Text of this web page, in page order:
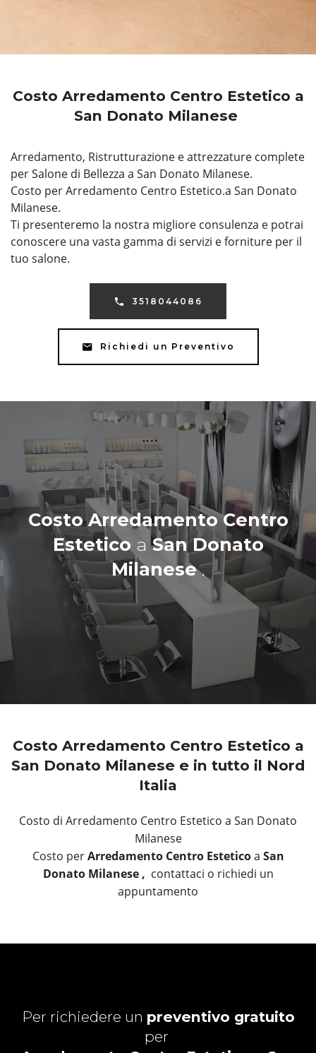
Costo Arredamento Centro Estetico a
San Donato Milanese
Arredamento, Ristrutturazione e attrezzature complete
per Salone di Bellezza a San Donato Milanese.
Costo per Arredamento Centro Estetico.a San Donato
Milanese.
Ti presenteremo la nostra migliore consulenza e potrai
conoscere una vasta gamma di servizi e forniture per il
tuo salone.
3518044086
Richiedi un Preventivo
Costo Arredamento Centro
Estetico a San Donato
Milanese.
Costo Arredamento Centro Estetico a
San Donato Milanese e in tutto il Nord
Italia
Costo di Arredamento Centro Estetico a San Donato
Milanese
Costo perArredamento Centro Esteticoa San
Donato Milanese , contattaci o richiedi un
appuntamento
Per richiedere un preventivo gratuito
per